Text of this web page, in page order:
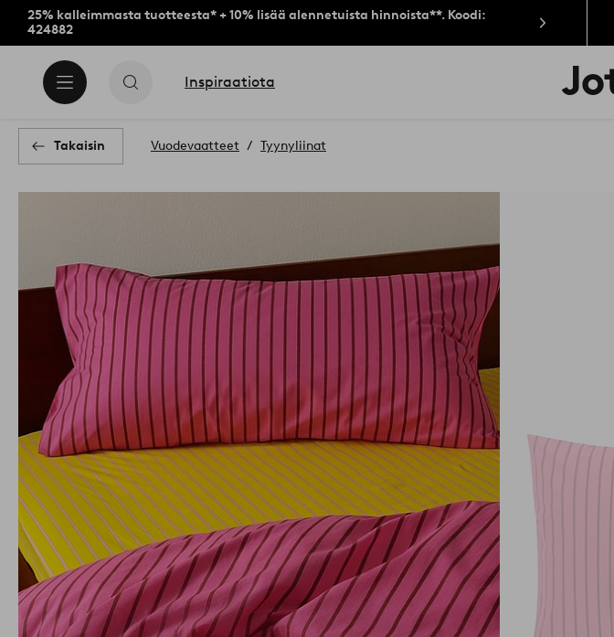
25% kalleimmasta tuotteesta* + 10% lisää alennetuista hinnoista**. Koodi:
424882
Inspiraatiota
Jotex-
logo
Takaisin Vuodevaatteet Tyynyliinat